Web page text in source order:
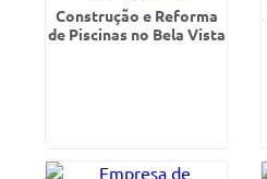
Construção e Reforma
de Piscinas no Bela Vista